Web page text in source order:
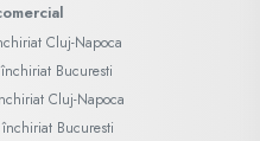
Cluj-Napoca
Bucuresti
Cluj-Napoca
Bucuresti